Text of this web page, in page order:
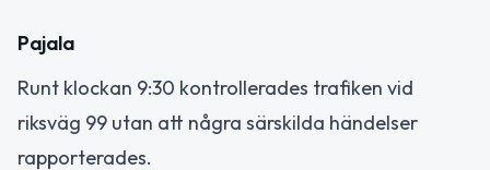
Pajala
Runt klockan 9:30 kontrollerades trafiken vid
riksväg 99 utan att några särskilda händelser
rapporterades.